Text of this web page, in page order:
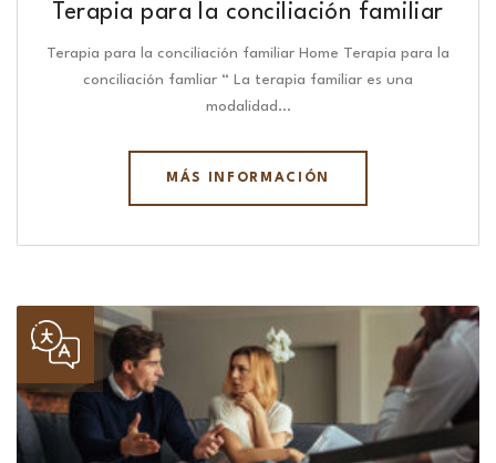
Terapia para la conciliación familiar
Terapia para la conciliación familiar Home Terapia para la
conciliación famliar “ La terapia familiar es una
modalidad…
MÁS INFORMACIÓN